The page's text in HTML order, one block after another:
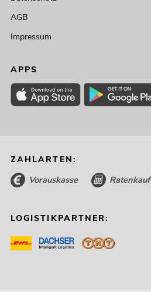
AGB
Impressum
APPS
ZAHLARTEN:
Vorauskasse Ratenkauf
LOGISTIKPARTNER: